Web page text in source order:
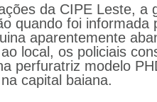
da CIPE Leste, a
quando foi informada
aparentemente
local, os policiais
perfuratriz modelo
capital baiana.